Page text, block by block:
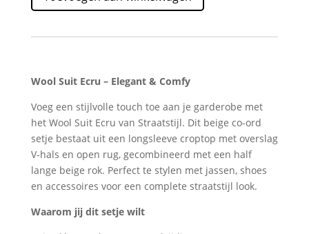
–
&
Comfy
aantal
Wool Suit Ecru – Elegant & Comfy
Voeg een stijlvolle touch toe aan je garderobe met
het Wool Suit Ecru van Straatstijl. Dit beige co-ord
setje bestaat uit een longsleeve croptop met overslag
V-hals en open rug, gecombineerd met een half
lange beige rok. Perfect te stylen met jassen, shoes
en accessoires voor een complete straatstijl look.
Waarom jij dit setje wilt